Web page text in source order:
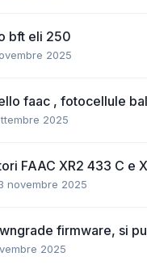
bft eli 250
2025
faac , fotocellule
2025
FAAC XR2 433 C e
novembre 2025
firmware, si
2025